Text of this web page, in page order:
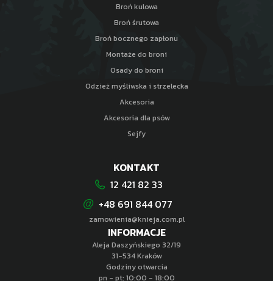
Broń kulowa
Broń śrutowa
Broń bocznego zapłonu
Montaże do broni
Osady do broni
Odzież myśliwska i strzelecka
Akcesoria
Akcesoria dla psów
Sejfy
INFORMACJE
Aleja Daszyńskiego 32/19
31-534 Kraków
Godziny otwarcia
pn - pt: 10:00 - 18:00
KONTAKT
12 421 82 33
+48 691 844 077
zamowienia@knieja.com.pl